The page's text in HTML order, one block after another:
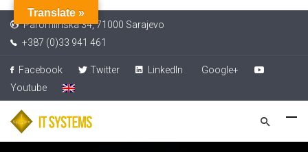
Paromlinska 34, 71000 Sarajevo
+387 (0)33 941 461
Facebook Twitter LinkedIn
Google+
Youtube
Translate »